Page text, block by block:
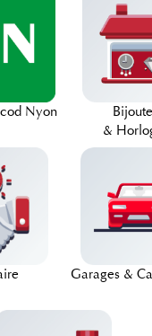
Nyon
&
Garages &